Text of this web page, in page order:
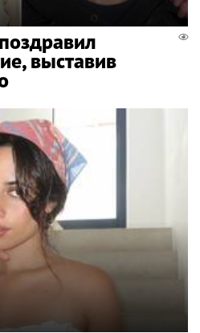
выставив